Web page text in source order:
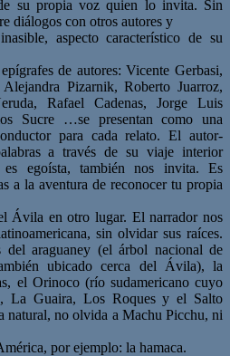
su propia voz quien lo invita. Sin
diálogos con otros autores y
aspecto característico de su
de autores: Vicente Gerbasi,
Pizarnik, Roberto Juarroz,
Rafael Cadenas, Jorge Luis
Sucre …se presentan como una
para cada relato. El autor-
a través de su viaje interior
egoísta, también nos invita. Es
a la aventura de reconocer tu propia
Ávila en otro lugar. El narrador nos
sin olvidar sus raíces.
del araguaney (el árbol nacional de
ubicado cerca del Ávila), la
el Orinoco (río sudamericano cuyo
La Guaira, Los Roques y el Salto
natural, no olvida a Machu Picchu, ni
por ejemplo: la hamaca.